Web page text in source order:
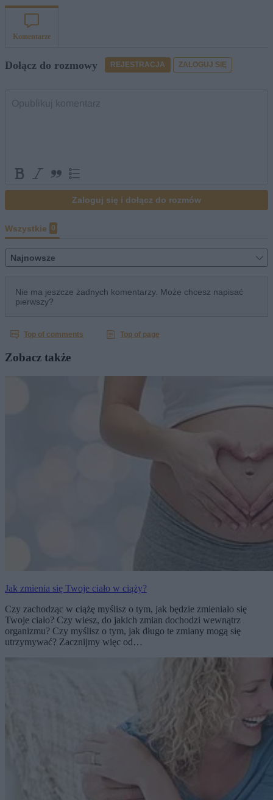
Zobacz także
Jak zmienia się Twoje ciało w ciąży?
Czy zachodząc w ciążę myślisz o tym, jak będzie zmieniało się
Twoje ciało? Czy wiesz, do jakich zmian dochodzi wewnątrz
organizmu? Czy myślisz o tym, jak długo te zmiany mogą się
utrzymywać? Zacznijmy więc od…